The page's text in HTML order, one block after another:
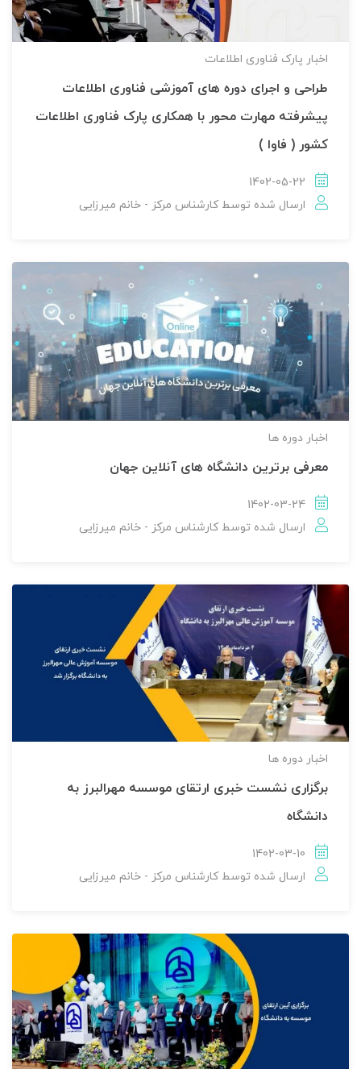
اخبار پارک فناوری اطلاعات
طراحی و اجرای دوره های آموزشی فناوری اطلاعات
پیشرفته مهارت محور با همکاری پارک فناوری اطلاعات
کشور ( فاوا )
1402-05-22
ارسال شده توسطکارشناس مرکز - خانم میرزایی
اخبار دوره ها
معرفی برترین دانشگاه های آنلاین جهان
1402-03-24
ارسال شده توسطکارشناس مرکز - خانم میرزایی
اخبار دوره ها
برگزاری نشست خبری ارتقای موسسه مهرالبرز به
دانشگاه
1402-03-10
ارسال شده توسطکارشناس مرکز - خانم میرزایی